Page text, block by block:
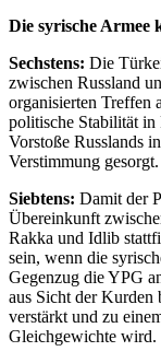
Die syrische Armee
Sechstens: Die
zwischen Russland
organisierten Treffen
politische Stabilität in
Vorstoße Russlands
Verstimmung gesorgt.
Siebtens: Damit der
Übereinkunft
Rakka und Idlib
sein, wenn die
Gegenzug die YPG
aus Sicht der Kurden
verstärkt und zu
Gleichgewichte wird.